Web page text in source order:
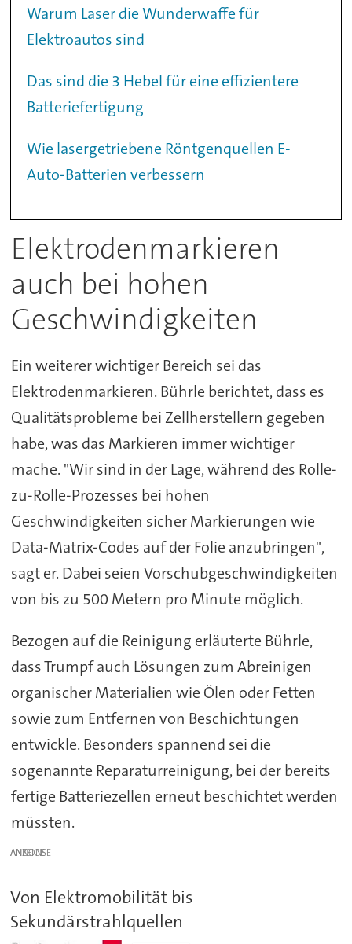
Warum Laser die Wunderwaffe für
Elektroautos sind
Das sind die 3 Hebel für eine effizientere
Batteriefertigung
Wie lasergetriebene Röntgenquellen E-
Auto-Batterien verbessern
Elektrodenmarkieren
auch bei hohen
Geschwindigkeiten
Ein weiterer wichtiger Bereich sei das
Elektrodenmarkieren. Bührle berichtet, dass es
Qualitätsprobleme bei Zellherstellern gegeben
habe, was das Markieren immer wichtiger
mache. "Wir sind in der Lage, während des Rolle-
zu-Rolle-Prozesses bei hohen
Geschwindigkeiten sicher Markierungen wie
Data-Matrix-Codes auf der Folie anzubringen",
sagt er. Dabei seien Vorschubgeschwindigkeiten
von bis zu 500 Metern pro Minute möglich.
Bezogen auf die Reinigung erläuterte Bührle,
dass Trumpf auch Lösungen zum Abreinigen
organischer Materialien wie Ölen oder Fetten
sowie zum Entfernen von Beschichtungen
entwickle. Besonders spannend sei die
sogenannte Reparaturreinigung, bei der bereits
fertige Batteriezellen erneut beschichtet werden
müssten.
ANZEIGE
Von Elektromobilität bis
Sekundärstrahlquellen